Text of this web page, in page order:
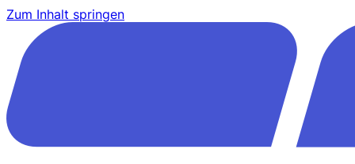
Zum Inhalt springen